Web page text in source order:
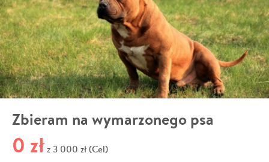
Zbieram na wymarzonego psa
0 zł z 3 000 zł (Cel)